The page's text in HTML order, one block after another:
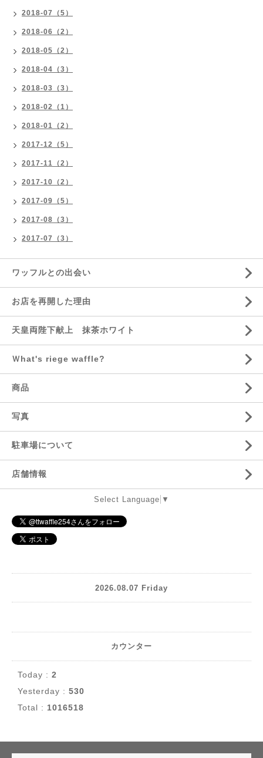
2018-07（5）
2018-06（2）
2018-05（2）
2018-04（3）
2018-03（3）
2018-02（1）
2018-01（2）
2017-12（5）
2017-11（2）
2017-10（2）
2017-09（5）
2017-08（3）
2017-07（3）
ワッフルとの出会い
お店を再開した理由
天皇両陛下献上 抹茶ホワイト
Ｗhat's riege waffle?
商品
写真
駐車場について
店舗情報
Select Language ▼
2026.08.07 Friday
カウンター
Today : 2
Yesterday : 530
Total : 1016518